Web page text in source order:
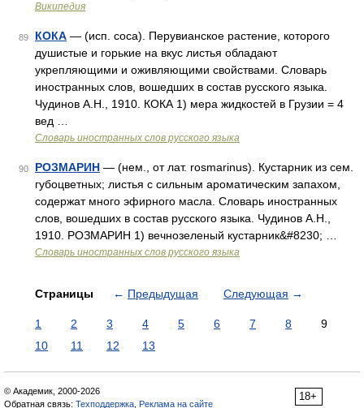
Википедия
89 КОКА — (исп. соса). Перувианское растение, которого
душистые и горькие на вкус листья обладают
укрепляющими и оживляющими свойствами. Словарь
иностранных слов, вошедших в состав русского языка.
Чудинов А.Н., 1910. КОКА 1) мера жидкостей в Грузии = 4
вед …
Словарь иностранных слов русского языка
90 РОЗМАРИН — (нем., от лат. rosmarinus). Кустарник из сем.
губоцветных; листья с сильным ароматическим запахом,
содержат много эфирного масла. Словарь иностранных
слов, вошедших в состав русского языка. Чудинов А.Н.,
1910. РОЗМАРИН 1) вечнозеленый кустарник&#8230; …
Словарь иностранных слов русского языка
Страницы ← Предыдущая Следующая →
1 2 3 4 5 6 7 8
9
10
11 12 13
18+
© Академик, 2000-2026
Обратная связь: Техподдержка Реклама на сайте